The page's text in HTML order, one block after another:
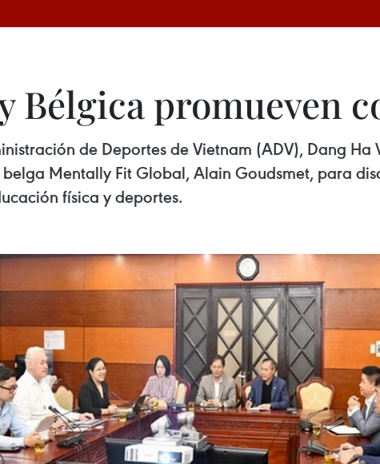
Bélgica promueven
de Deportes de Vietnam (ADV), Dang
Mentally Fit Global, Alain Goudsmet, para
física y deportes.